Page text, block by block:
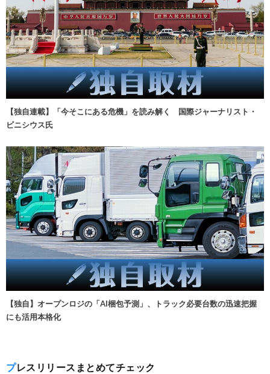
【独自連載】「今そこにある危機」を読み解く 国際ジャーナリスト・
ビニシウス氏
【独自】オープンロジの「AI梱包予測」、トラック必要台数の迅速把握
にも活用本格化
プレスリリースまとめてチェック